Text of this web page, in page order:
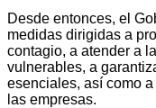
Desde entonces, el
medidas dirigidas a
contagio, a atender a
vulnerables, a
esenciales, así como
las empresas.